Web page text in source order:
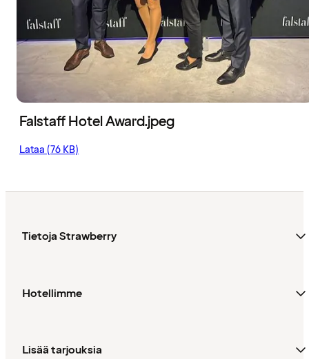
Falstaff Hotel Award.jpeg
Lataa (76 KB)
Tietoja Strawberry
Hotellimme
Lisää tarjouksia